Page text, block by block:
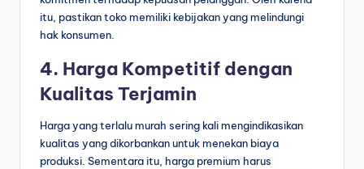
itu, pastikan toko memiliki kebijakan yang melindungi
hak konsumen.
4. Harga Kompetitif dengan
Kualitas Terjamin
Harga yang terlalu murah sering kali mengindikasikan
kualitas yang dikorbankan untuk menekan biaya
produksi. Sementara itu, harga premium harus